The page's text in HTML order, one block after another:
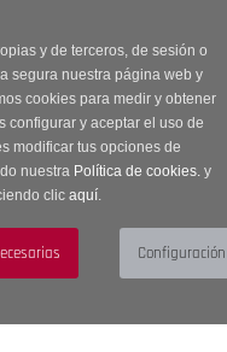
y de terceros, de sesión o
segura nuestra página web y
cookies para medir y obtener
configurar y aceptar el uso de
modificar tus opciones de
nuestra Política de cookies.y
clic aquí.
código OUTLET20